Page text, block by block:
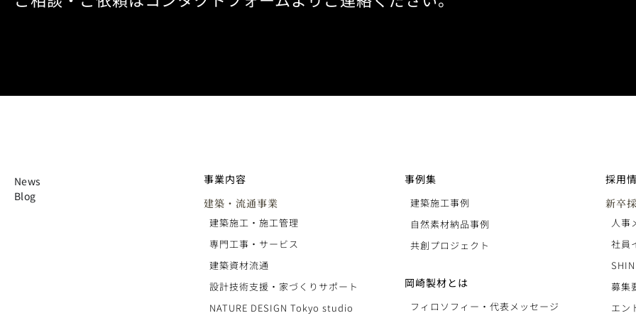
News
Blog
事業内容
建築・流通事業
建築施工・施工管理
専門工事・サービス
建築資材流通
設計技術支援・家づくりサポート
NATURE DESIGN Tokyo studio
事例集
建築施工事例
自然素材納品事例
共創プロジェクト
岡崎製材とは
フィロソフィー・代表メッセージ
採用
新卒
人事
社員
募集
エン